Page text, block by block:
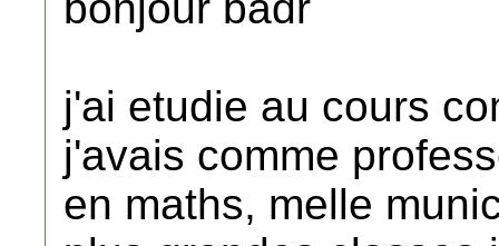
j'ai etudie au cours
j'avais comme
en maths, melle